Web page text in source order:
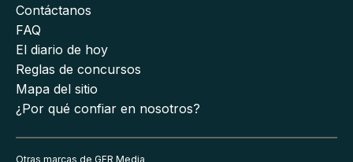
Contáctanos
FAQ
El diario de hoy
Reglas de concursos
Mapa del sitio
¿Por qué confiar en nosotros?
Otras marcas de GFR Media